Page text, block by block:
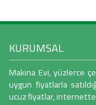
KURUMSAL
Makina Evi, yüzlerce
uygun fiyatlarla
ucuz fiyatlar,